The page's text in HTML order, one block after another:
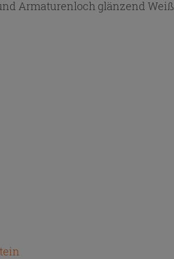
Armaturenloch glänzend Weiß